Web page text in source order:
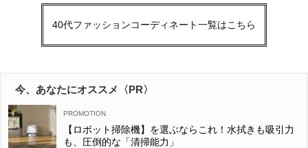
40代ファッションコーディネート一覧はこちら
今、あなたにオススメ〈PR〉
【ロボット掃除機】を選ぶならこれ！水拭きも吸引力
も、圧倒的な「清掃能力」